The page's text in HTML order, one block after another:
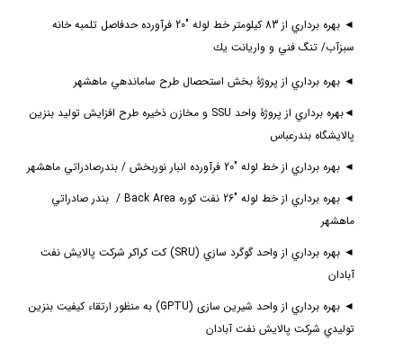
◄ بهره برداري از
83 كيلومتر خط لوله "20 فرآورده حدفاصل تلمبه خانه
سبزآب/ تنگ فني و واريانت يك
◄ بهره برداري از پروژۀ بخش استحصال طرح ساماندهي ماهشهر
◄بهره برداري از پروژۀ واحد SSU و مخازن ذخيره طرح افزايش توليد بنزين
پالايشگاه بندرعباس
◄ بهره برداري از خط لوله "20 فرآورده انبار نوربخش / بندرصادراتي ماهشهر
◄ بهره برداري از خط لوله "26 نفت كوره Back Area /
بندر صادراتي
ماهشهر
◄ بهره برداري از واحد گوگرد سازي (SRU) کت کراکر شركت پالايش نفت
آبادان
◄ بهره برداري از واحد شیرین سازی (GPTU) به منظور ارتقاء کیفیت بنزین
توليدي شركت پالايش نفت آبادان